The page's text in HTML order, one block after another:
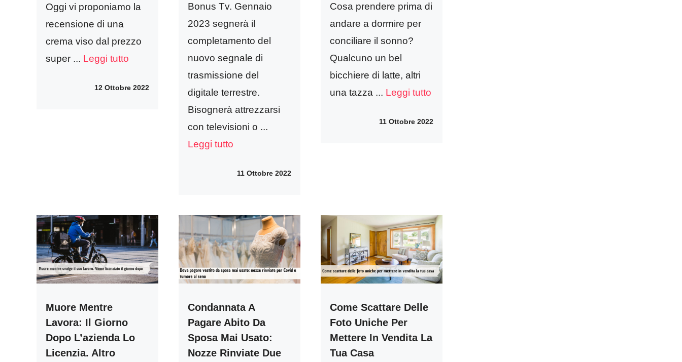
Oggi vi proponiamo la
recensione di una
crema viso dal prezzo
super ... Leggi tutto
12 Ottobre 2022
Bonus Tv. Gennaio
2023 segnerà il
completamento del
nuovo segnale di
trasmissione del
digitale terrestre.
Bisognerà attrezzarsi
con televisioni o ...
Leggi tutto
11 Ottobre 2022
Cosa prendere prima di
andare a dormire per
conciliare il sonno?
Qualcuno un bel
bicchiere di latte, altri
una tazza ... Leggi tutto
11 Ottobre 2022
Muore Mentre
Lavora: Il Giorno
Dopo L’azienda Lo
Licenzia. Altro
Condannata A
Pagare Abito Da
Sposa Mai Usato:
Nozze Rinviate Due
Come Scattare Delle
Foto Uniche Per
Mettere In Vendita La
Tua Casa